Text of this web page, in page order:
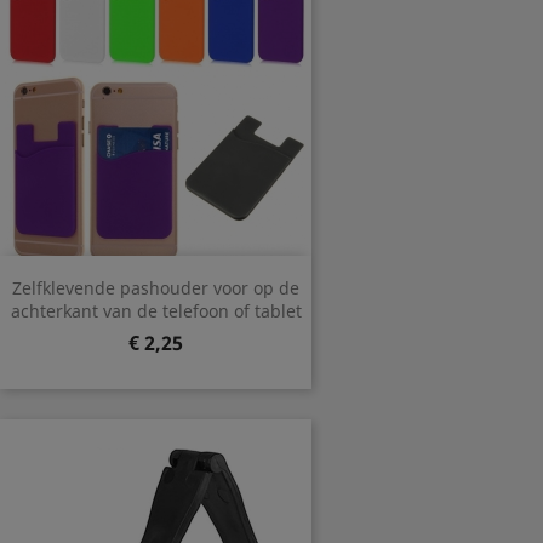
Zelfklevende pashouder voor op de
achterkant van de telefoon of tablet
Prijs
€ 2,25